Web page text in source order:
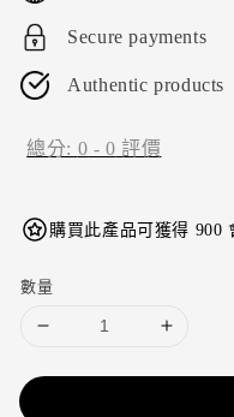
Secure payments
Authentic products
總分: 0 -0 評價
購買此產品可獲得 900
數量